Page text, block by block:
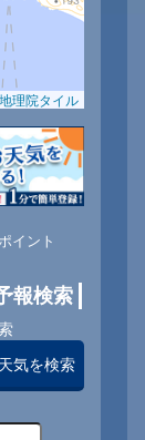
東
地理院タイル
イント
報検索
気を検索